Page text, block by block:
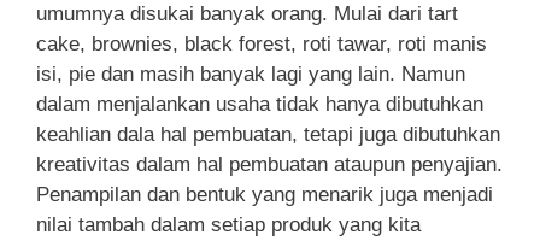
umumnya disukai banyak orang. Mulai dari tart
cake, brownies, black forest, roti tawar, roti manis
isi, pie dan masih banyak lagi yang lain. Namun
dalam menjalankan usaha tidak hanya dibutuhkan
keahlian dala hal pembuatan, tetapi juga dibutuhkan
kreativitas dalam hal pembuatan ataupun penyajian.
Penampilan dan bentuk yang menarik juga menjadi
nilai tambah dalam setiap produk yang kita